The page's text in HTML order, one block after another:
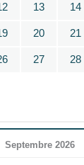
13 14
20 21
27 28
Septembre 2026